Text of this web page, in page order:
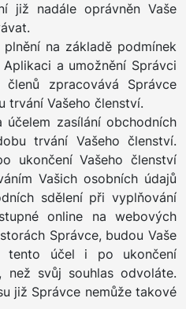
již nadále oprávněn Vaše
na základě podmínek
a umožnění Správci
zpracovává Správce
trvání Vašeho členství.
účelem zasílání obchodních
trvání Vašeho členství.
ukončení Vašeho členství
Vašich osobních údajů
sdělení při vyplňování
online na webových
Správce, budou Vaše
tento účel i po ukončení
než svůj souhlas odvoláte.
již Správce nemůže takové